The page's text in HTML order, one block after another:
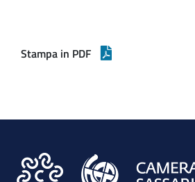
Stampa in PDF